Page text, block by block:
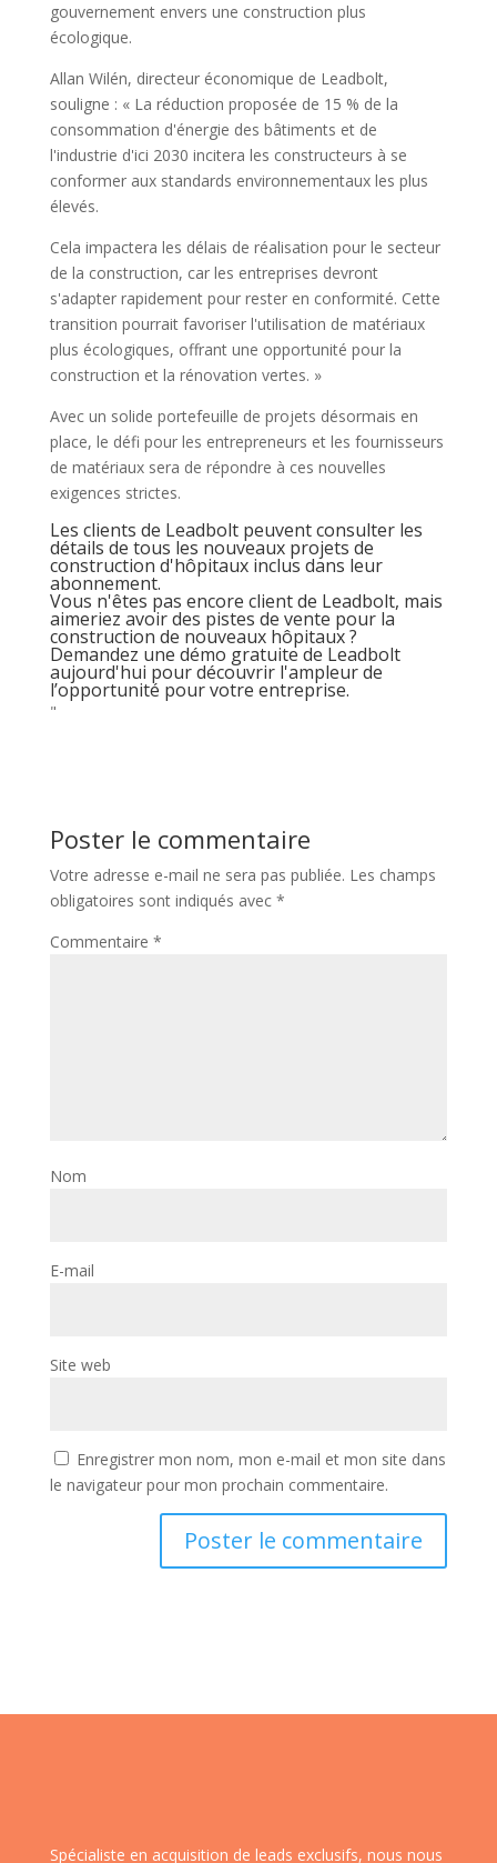
gouvernement envers une construction plus
écologique.
Allan Wilén, directeur économique de Leadbolt,
souligne : « La réduction proposée de 15 % de la
consommation d'énergie des bâtiments et de
l'industrie d'ici 2030 incitera les constructeurs à se
conformer aux standards environnementaux les plus
élevés.
Cela impactera les délais de réalisation pour le secteur
de la construction, car les entreprises devront
s'adapter rapidement pour rester en conformité. Cette
transition pourrait favoriser l'utilisation de matériaux
plus écologiques, offrant une opportunité pour la
construction et la rénovation vertes. »
Avec un solide portefeuille de projets désormais en
place, le défi pour les entrepreneurs et les fournisseurs
de matériaux sera de répondre à ces nouvelles
exigences strictes.
Les clients de Leadbolt peuvent consulter les
détails de tous les nouveaux projets de
construction d'hôpitaux inclus dans leur
abonnement.
Vous n'êtes pas encore client de Leadbolt, mais
aimeriez avoir des pistes de vente pour la
construction de nouveaux hôpitaux ?
Demandez une démo gratuite de Leadbolt
aujourd'hui pour découvrir l'ampleur de
l’opportunité pour votre entreprise.
"
Poster le commentaire
Votre adresse e-mail ne sera pas publiée. Les champs
obligatoires sont indiqués avec *
Commentaire *
Nom
E-mail
Site web
Enregistrer mon nom, mon e-mail et mon site dans
le navigateur pour mon prochain commentaire.
Spécialiste en acquisition de leads exclusifs, nous nous